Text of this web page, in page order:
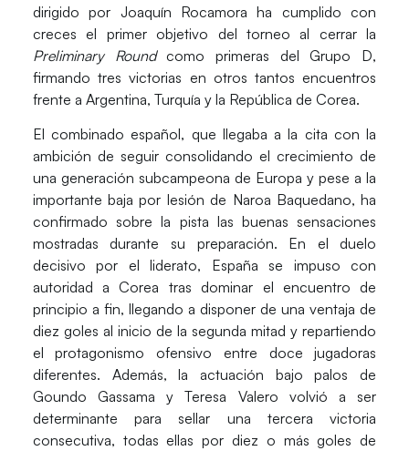
dirigido por Joaquín Rocamora ha cumplido con
creces el primer objetivo del torneo al cerrar la
Preliminary Roundcomoprimeras del Grupo D,
firmando tres victorias en otros tantos encuentros
frente a Argentina, Turquía y la República de Corea.
El combinado español, que llegaba a la cita con la
ambición de seguir consolidando el crecimiento de
una generación subcampeona de Europa y pese a la
importante baja por lesión de Naroa Baquedano, ha
confirmado sobre la pista las buenas sensaciones
mostradas durante su preparación. En el duelo
decisivo por el liderato, España se impuso con
autoridad a Corea tras dominar el encuentro de
principio a fin, llegando a disponer de una ventaja de
diez goles al inicio de la segunda mitad y repartiendo
el protagonismo ofensivo entre doce jugadoras
diferentes. Además, la actuación bajo palos de
Goundo Gassama y Teresa Valero volvió a ser
determinante para sellar una tercera victoria
consecutiva, todas ellas por diez o más goles de